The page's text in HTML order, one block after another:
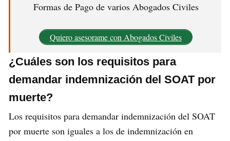
Formas de Pago de varios Abogados Civiles
Quiero asesorame con Abogados Civiles
¿Cuáles son los requisitos para
demandar indemnización del SOAT por
muerte?
Los requisitos para demandar indemnización del SOAT
por muerte son iguales a los de indemnización en